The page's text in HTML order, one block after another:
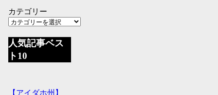
カテゴリー
人気記事ベス
ト10
【アイダホ州】